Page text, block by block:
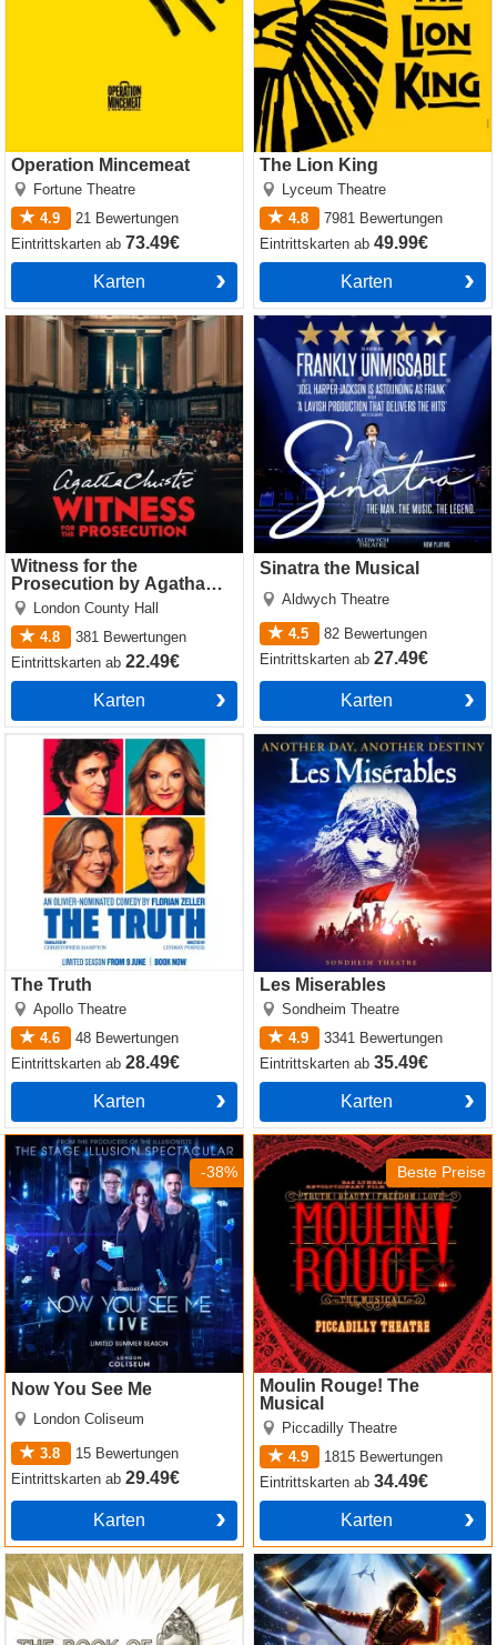
Operation Mincemeat
Fortune Theatre
4.9
21 Bewertungen
Eintrittskartenab73.49€
Karten
The Lion King
Lyceum Theatre
4.8
7981 Bewertungen
Eintrittskartenab49.99€
Karten
Witness for the
Prosecution by Agatha
Christie
London County Hall
4.8
381 Bewertungen
Eintrittskartenab22.49€
Karten
Witness for the Prosecution
by Agatha Christie
Sinatra the Musical
Aldwych Theatre
4.5 82 Bewertungen
Eintrittskartenab27.49€
Karten
Sinatra the Musical
The Truth
Apollo Theatre
4.6
48 Bewertungen
Eintrittskartenab28.49€
Karten
The Truth
Les Miserables
Sondheim Theatre
4.9
3341 Bewertungen
Eintrittskartenab35.49€
Karten
Les Miserables
-38%
Now You See Me
London Coliseum
3.8 15 Bewertungen
Eintrittskartenab29.49€
Karten
Now You See Me
Beste Preise
Moulin Rouge! The
Musical
Piccadilly Theatre
4.9
1815 Bewertungen
Eintrittskartenab34.49€
Karten
Moulin Rouge! The Musical
The Book of Mormon
Come Alive! The Greatest
Showman Circus Spectacular